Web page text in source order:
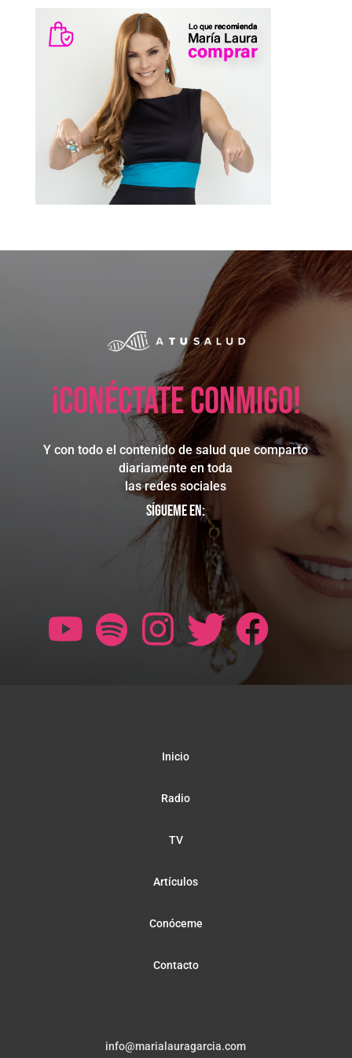
¡Conéctate conmigo!
Y con todo el contenido de salud que comparto
diariamente en toda
las redes sociales
Sígueme en:
Inicio
Radio
TV
Artículos
Conóceme
Contacto
info@marialauragarcia.com